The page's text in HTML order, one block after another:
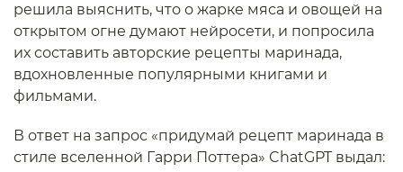
решила выяснить, что о жарке мяса и овощей на
открытом огне думают нейросети, и попросила
их составить авторские рецепты маринада,
вдохновленные популярными книгами и
фильмами.
В ответ на запрос «придумай рецепт маринада в
стиле вселенной Гарри Поттера» ChatGPT выдал: